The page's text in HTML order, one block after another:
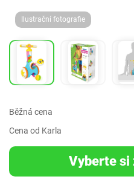
Ilustrační fotografie
Běžná cena
Cena od Karla
Vyberte si